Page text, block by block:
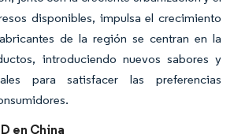
disponibles, impulsa el crecimiento
de la región se centran en la
introduciendo nuevos sabores y
para satisfacer las preferencias
en China